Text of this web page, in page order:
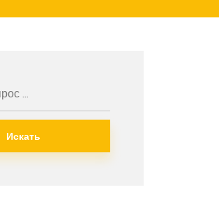
Искать